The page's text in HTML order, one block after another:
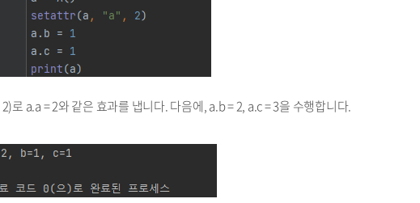
a.a = 2와 같은 효과를 냅니다. 다음에, a.b = 2, a.c = 3을 수행합니다.